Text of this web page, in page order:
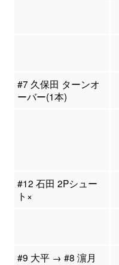
#7 久保田 ターンオ
ーバー(1本)
#12 石田 2Pシュー
ト×
#9 大平 → #8 濵月